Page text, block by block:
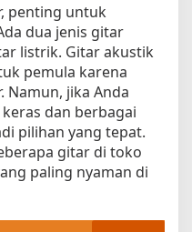
penting untuk
dua jenis gitar
listrik. Gitar akustik
pemula karena
jika Anda
dan berbagai
pilihan yang tepat.
gitar di toko
paling nyaman di